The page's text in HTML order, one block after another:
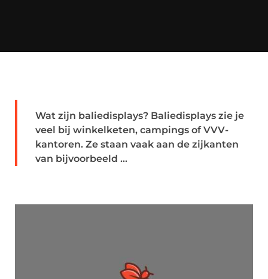
Wat zijn baliedisplays? Baliedisplays zie je
veel bij winkelketen, campings of VVV-
kantoren. Ze staan vaak aan de zijkanten
van bijvoorbeeld ...